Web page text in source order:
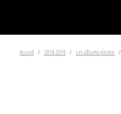
Accueil 2018-2019 Les albums photos